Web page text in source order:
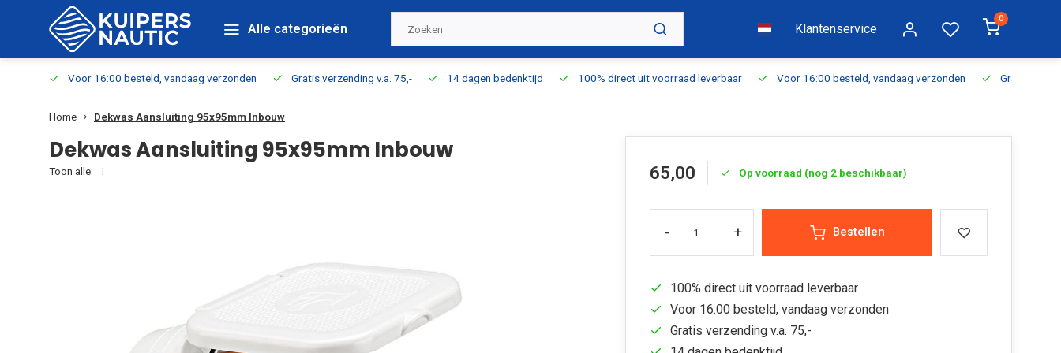
Alle categorieën Klantenservice
0
Voor 16:00 besteld, vandaag verzonden Gratis verzending v.a. 75,- 14 dagen bedenktijd 100% direct uit voorraad leverbaar Voor 16:00 besteld, vandaag verzonden Gratis
Home Dekwas Aansluiting 95x95mm Inbouw
Dekwas Aansluiting 95x95mm Inbouw
Toon alle: 65,00 Op voorraad (nog 2 beschikbaar)
- + Bestellen
100% direct uit voorraad leverbaar
Voor 16:00 besteld, vandaag verzonden
Gratis verzending v.a. 75,-